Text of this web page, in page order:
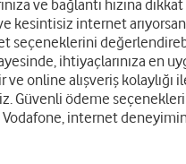
ve bağlantı hızına
kesintisiz internet
seçeneklerini
ihtiyaçlarınıza en
online alışveriş kolaylığı
Güvenli ödeme
internet